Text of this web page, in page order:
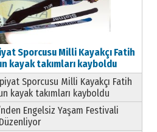
Sporcusu Milli Kayakçı Fatih
kayak takımları kayboldu
Sporcusu Milli Kayakçı Fatih
kayak takımları kayboldu
Engelsiz Yaşam Festivali
Düzenliyor